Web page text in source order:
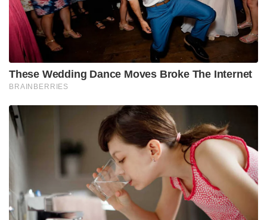
These Wedding Dance Moves Broke The Internet
BRAINBERRIES